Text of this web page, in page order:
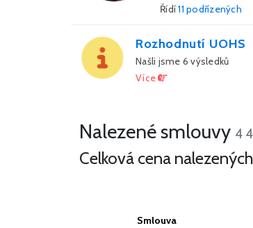
Řídí11 podřízených
V roce 2026 uzavřel
úřad celkem 254
smluv za 143 mil. Kč,
Kč,
Rozhodnutí UOHS
Našli jsme 6 výsledků
Více
Nalezené smlouvy 4
Celková cena
Smlouva